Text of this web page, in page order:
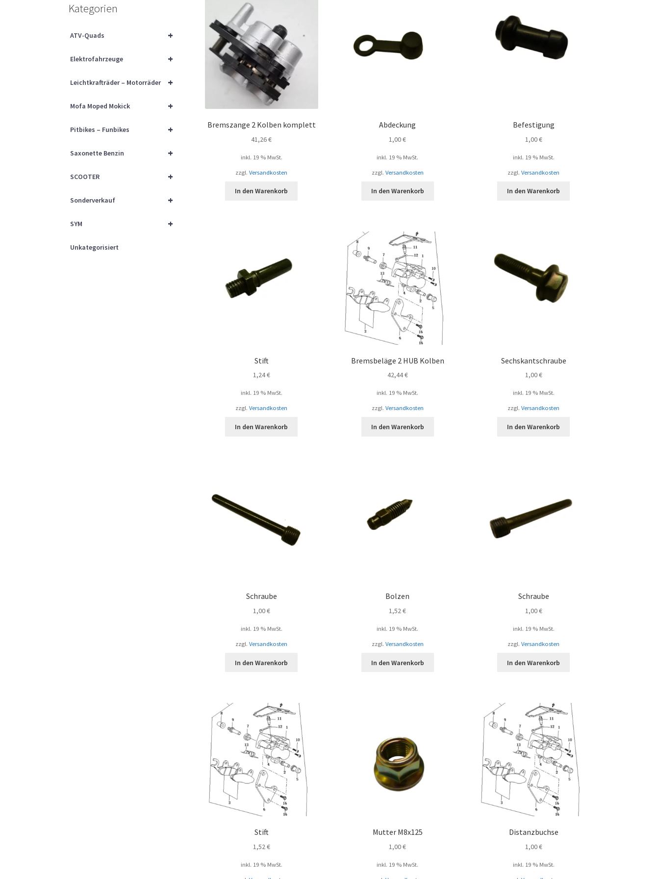
Bremszange 2 Kolben komplett
41,26€
inkl. 19 % MwSt.
zzgl.Versandkosten
In den Warenkorb
Abdeckung
1,00€
inkl. 19 % MwSt.
zzgl. Versandkosten
In den Warenkorb
Befestigung
1,00€
inkl. 19 % MwSt.
zzgl.Versandkosten
In den Warenkorb
Stift
1,24€
inkl. 19 % MwSt.
zzgl.Versandkosten
In den Warenkorb
Bremsbeläge 2 HUB Kolben
42,44€
inkl. 19 % MwSt.
zzgl. Versandkosten
In den Warenkorb
Sechskantschraube
1,00€
inkl. 19 % MwSt.
zzgl.Versandkosten
In den Warenkorb
Schraube
1,00€
inkl. 19 % MwSt.
zzgl.Versandkosten
In den Warenkorb
Bolzen
1,52€
inkl. 19 % MwSt.
zzgl. Versandkosten
In den Warenkorb
Schraube
1,00€
inkl. 19 % MwSt.
zzgl.Versandkosten
In den Warenkorb
Stift
1,52 €
inkl. 19 % MwSt.
Mutter M8x125
1,00€
inkl. 19 % MwSt.
Distanzbuchse
1,00€
inkl. 19 % MwSt.
Kategorien
+
ATV-Quads
+
Elektrofahrzeuge
+
Leichtkrafträder – Motorräder
+
Mofa Moped Mokick
+
Pitbikes – Funbikes
+
Saxonette Benzin
+
SCOOTER
+
Sonderverkauf
+
SYM
Unkategorisiert